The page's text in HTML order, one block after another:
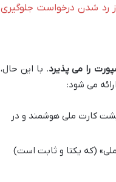
رد شدن درخواست جلوگیری
را می پذیرد. با این حال،
می شود:
۱۶ رقمی که در پشت کارت ملی هوشمند و در
(که یکتا و ثابت است)